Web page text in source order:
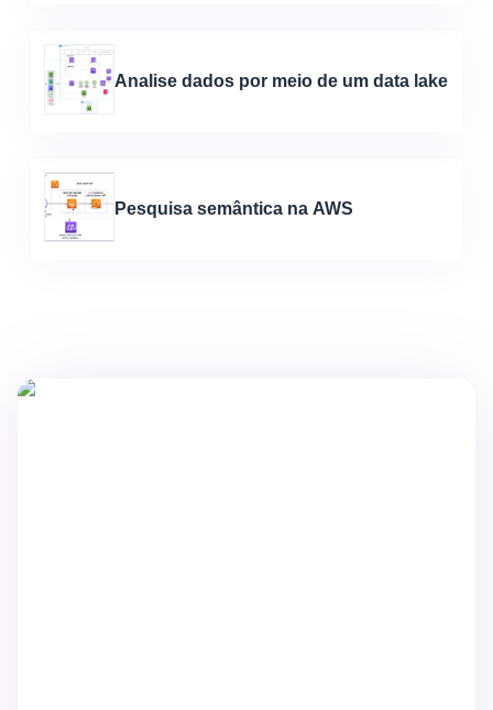
Analise dados por meio de um data lake
Pesquisa semântica na AWS